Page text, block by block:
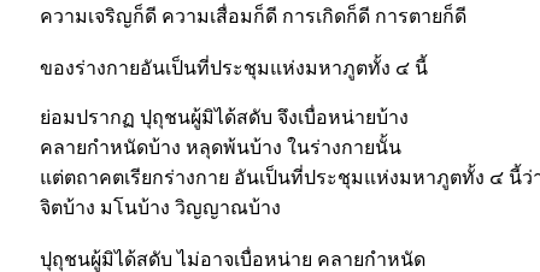
ความเจริญก็ดี ความเสื่อมก็ดี การเกิดก็ดี การตายก็ดี
ของร่างกายอันเป็นที่ประชุมแห่งมหาภูตทั้ง ๔ นี้
ย่อมปรากฏ ปุถุชนผู้มิได้สดับ จึงเบื่อหน่ายบ้าง
คลายกำหนัดบ้าง หลุดพ้นบ้าง ในร่างกายนั้น
แต่ตถาคตเรียกร่างกาย อันเป็นที่ประชุมแห่งมหาภูตทั้ง ๔ นี้ว่
จิตบ้าง มโนบ้าง วิญญาณบ้าง
ปุถุชนผู้มิได้สดับ ไม่อาจเบื่อหน่าย คลายกำหนัด